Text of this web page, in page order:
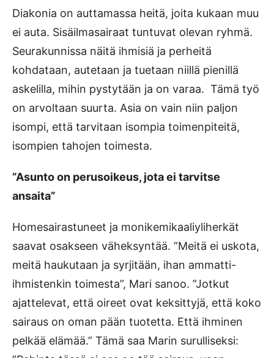
Diakonia on auttamassa heitä, joita kukaan muu
ei auta. Sisäilmasairaat tuntuvat olevan ryhmä.
Seurakunnissa näitä ihmisiä ja perheitä
kohdataan, autetaan ja tuetaan niillä pienillä
askelilla, mihin pystytään ja on varaa. Tämä työ
on arvoltaan suurta. Asia on vain niin paljon
isompi, että tarvitaan isompia toimenpiteitä,
isompien tahojen toimesta.
”Asunto on perusoikeus, jota ei tarvitse
ansaita”
Homesairastuneet ja monikemikaaliyliherkät
saavat osakseen väheksyntää. ”Meitä ei uskota,
meitä haukutaan ja syrjitään, ihan ammatti-
ihmistenkin toimesta”, Mari sanoo. ”Jotkut
ajattelevat, että oireet ovat keksittyjä, että koko
sairaus on oman pään tuotetta. Että ihminen
pelkää elämää.” Tämä saa Marin surulliseksi: